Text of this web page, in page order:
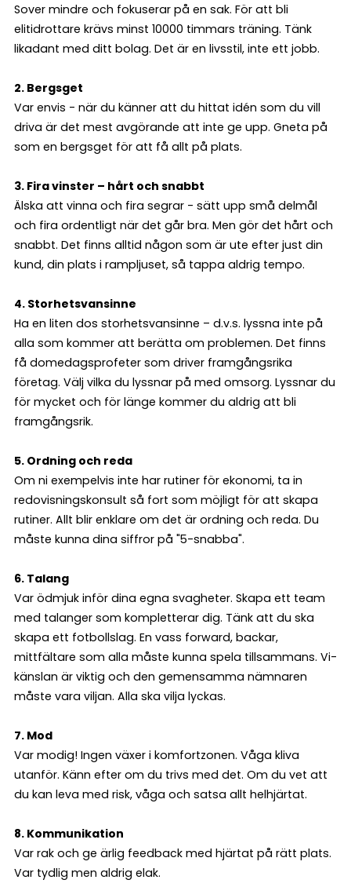
Sover mindre och fokuserar på en sak. För att bli
elitidrottare krävs minst 10000 timmars träning. Tänk
likadant med ditt bolag. Det är en livsstil, inte ett jobb.
2. Bergsget
Var envis - när du känner att du hittat idén som du vill
driva är det mest avgörande att inte ge upp. Gneta på
som en bergsget för att få allt på plats.
3. Fira vinster – hårt och snabbt
Älska att vinna och fira segrar - sätt upp små delmål
och fira ordentligt när det går bra. Men gör det hårt och
snabbt. Det finns alltid någon som är ute efter just din
kund, din plats i rampljuset, så tappa aldrig tempo.
4. Storhetsvansinne
Ha en liten dos storhetsvansinne – d.v.s. lyssna inte på
alla som kommer att berätta om problemen. Det finns
få domedagsprofeter som driver framgångsrika
företag. Välj vilka du lyssnar på med omsorg. Lyssnar du
för mycket och för länge kommer du aldrig att bli
framgångsrik.
5. Ordning och reda
Om ni exempelvis inte har rutiner för ekonomi, ta in
redovisningskonsult så fort som möjligt för att skapa
rutiner. Allt blir enklare om det är ordning och reda. Du
måste kunna dina siffror på "5-snabba".
6. Talang
Var ödmjuk inför dina egna svagheter. Skapa ett team
med talanger som kompletterar dig. Tänk att du ska
skapa ett fotbollslag. En vass forward, backar,
mittfältare som alla måste kunna spela tillsammans. Vi-
känslan är viktig och den gemensamma nämnaren
måste vara viljan. Alla ska vilja lyckas.
7. Mod
Var modig! Ingen växer i komfortzonen. Våga kliva
utanför. Känn efter om du trivs med det. Om du vet att
du kan leva med risk, våga och satsa allt helhjärtat.
8. Kommunikation
Var rak och ge ärlig feedback med hjärtat på rätt plats.
Var tydlig men aldrig elak.